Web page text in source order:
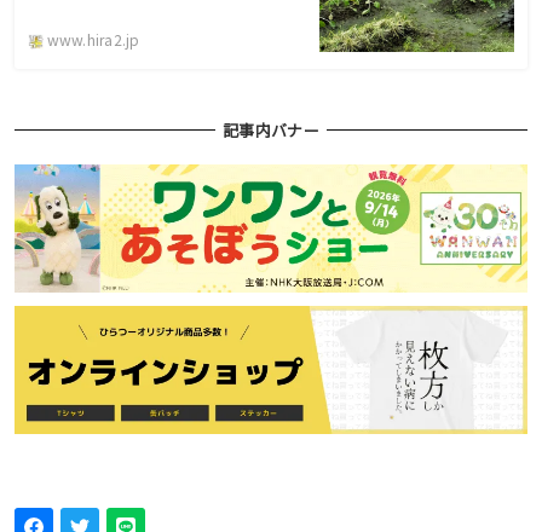
www.hira2.jp
記事内バナー